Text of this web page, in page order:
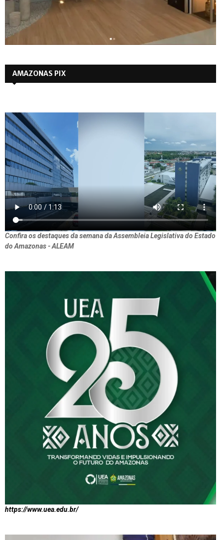
AMAZONAS PIX
Confira os destaques da semana da Assembleia Legislativa do Estado
do Amazonas - ALEAM
https://www.uea.edu.br/